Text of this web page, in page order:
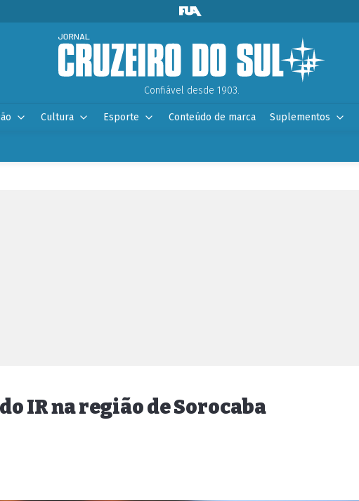
Confiável desde 1903.
Cultura Esporte Conteúdo de marca Suplementos
IR na região de Sorocaba